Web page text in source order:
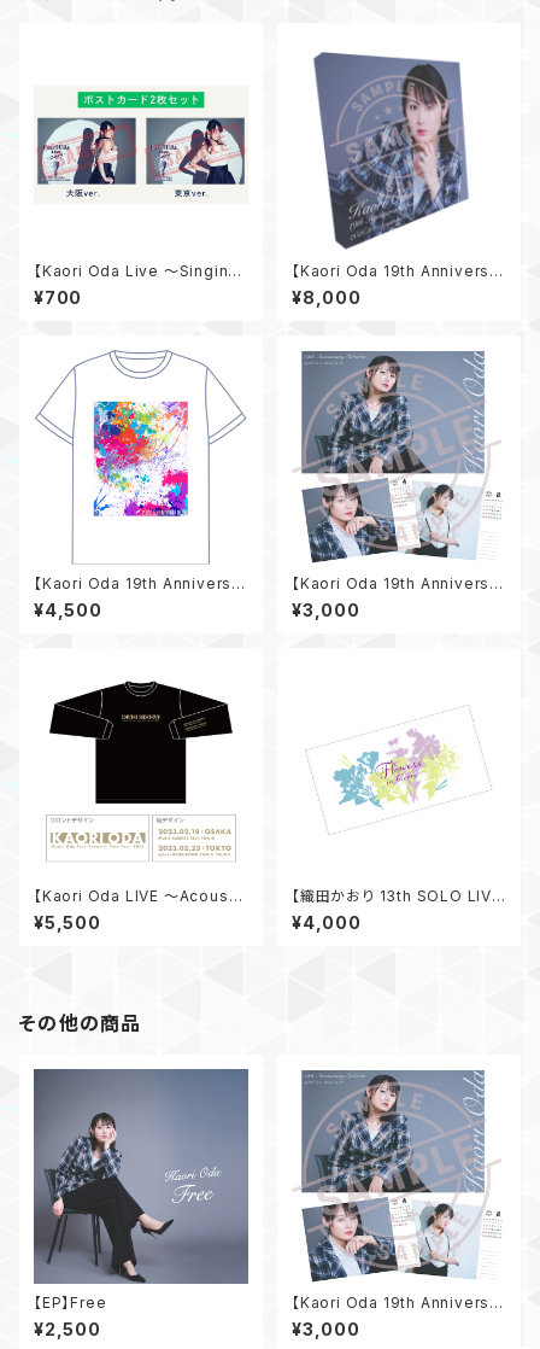
【Kaori Oda Live 〜Singin
g〜】 ポストカードセット
¥700
【Kaori Oda 19th Anniversar
y Live】サイン付きキャンバスプ
リント
¥8,000
【Kaori Oda 19th Anniversar
y Live】アニバTシャツ
¥4,500
【Kaori Oda 19th Anniversar
y Live】19th Anniversaryカ
レンダー
¥3,000
【Kaori Oda LIVE 〜Acoustic
Time Tour 2023〜】 ロングT
シャツ
¥5,500
【織田かおり 13th SOLO LIVE
“Flowers” in bloom】バスタ
オル
¥4,000
その他の商品
【EP】Free
¥2,500
【Kaori Oda 19th Anniversar
y Live】19th Anniversaryカ
レンダー
¥3,000